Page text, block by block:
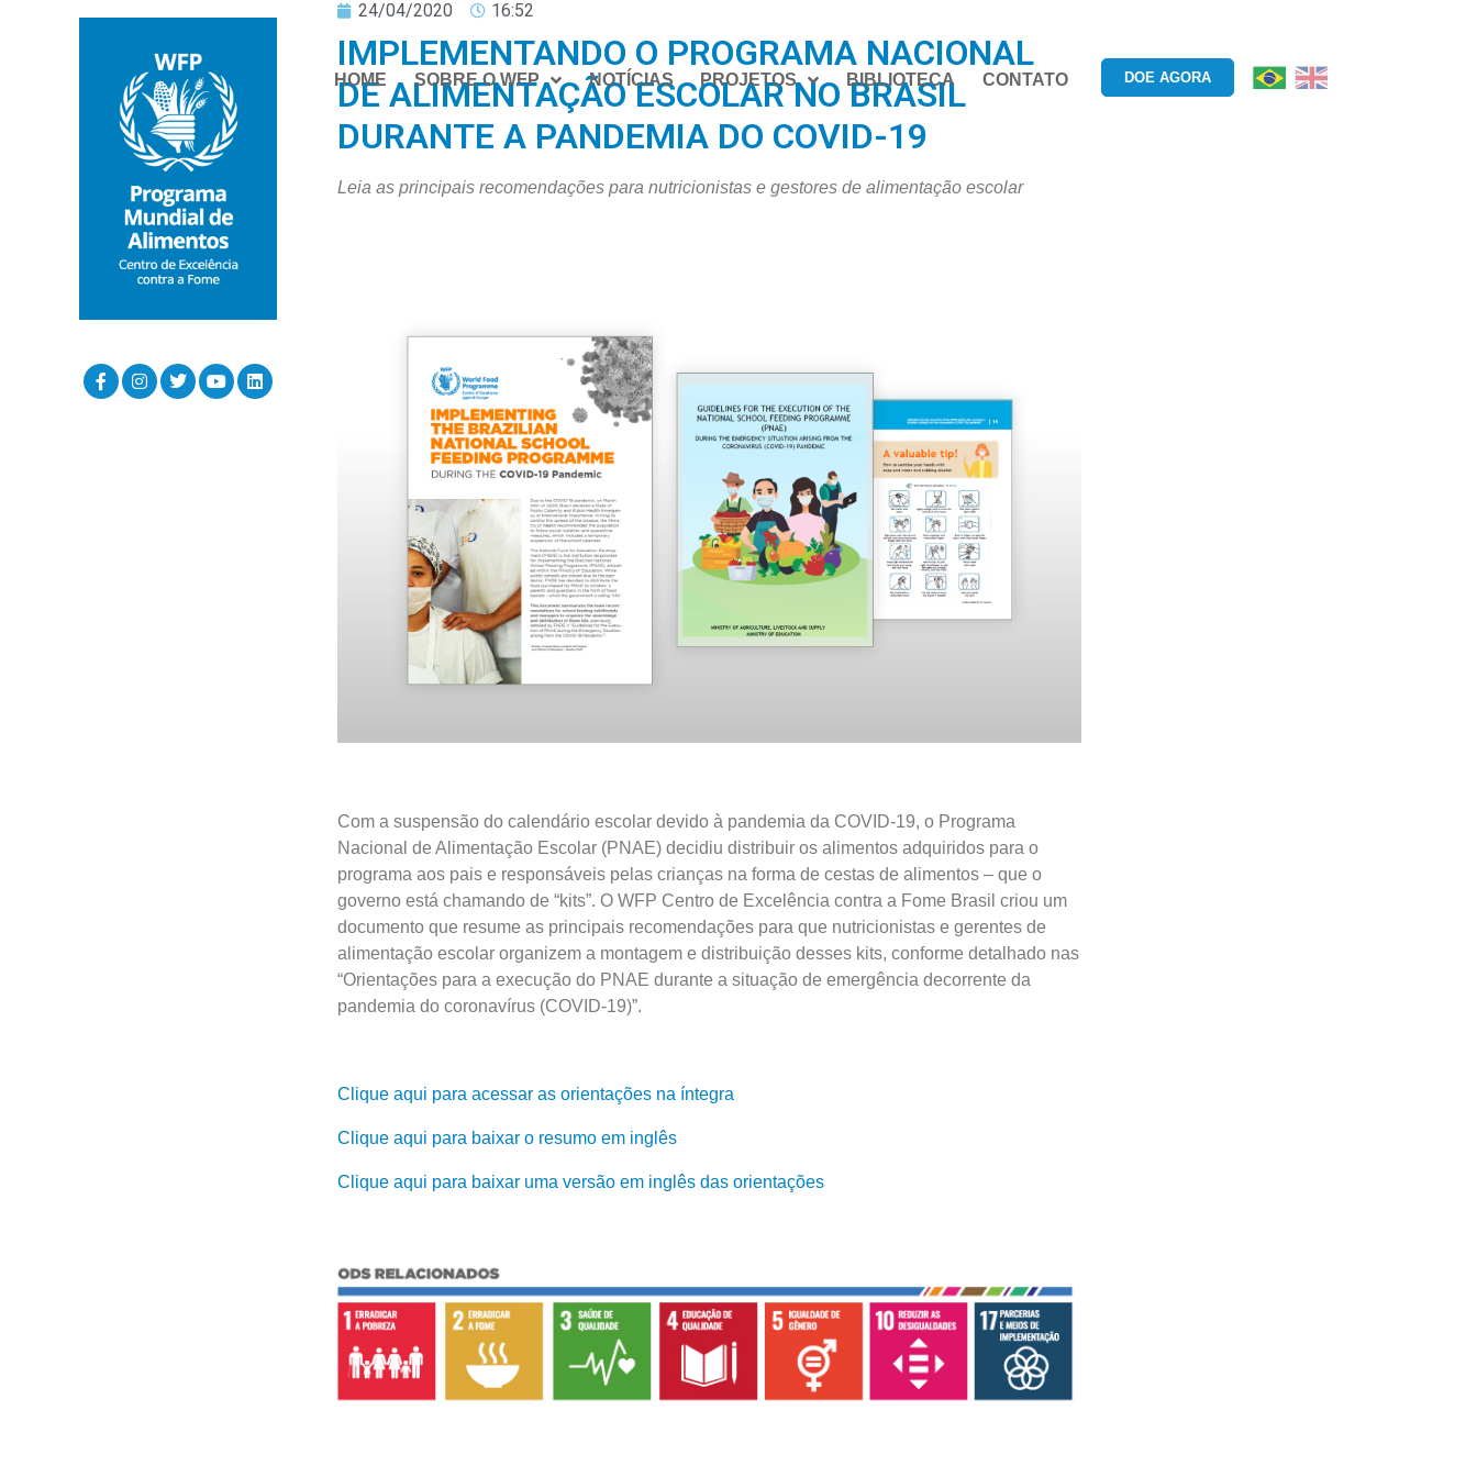
HOME SOBRE O WFP NOTÍCIAS PROJETOS BIBLIOTECA CONTATO DOE AGORA
24/04/2020 16:52
IMPLEMENTANDO O PROGRAMA NACIONAL
DE ALIMENTAÇÃO ESCOLAR NO BRASIL
DURANTE A PANDEMIA DO COVID-19
Leia as principais recomendações para nutricionistas e gestores de alimentação escolar
Com a suspensão do calendário escolar devido à pandemia da COVID-19, o Programa
Nacional de Alimentação Escolar (PNAE) decidiu distribuir os alimentos adquiridos para o
programa aos pais e responsáveis ​​pelas crianças na forma de cestas de alimentos – que o
governo está chamando de “kits”. O WFP Centro de Excelência contra a Fome Brasil criou um
documento que resume as principais recomendações para que nutricionistas e gerentes de
alimentação escolar organizem a montagem e distribuição desses kits, conforme detalhado nas
“Orientações para a execução do PNAE durante a situação de emergência decorrente da
pandemia do coronavírus (COVID-19)”.
Clique aqui para acessar as orientações na íntegra
Clique aqui para baixar o resumo em inglês
Clique aqui para baixar uma versão em inglês das orientações